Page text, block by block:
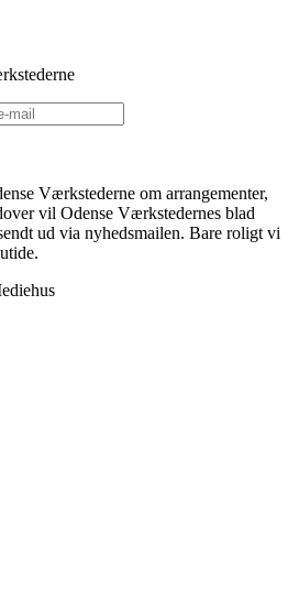
Værkstederne om arrangementer,
vil Odense Værkstedernes blad
ud via nyhedsmailen. Bare roligt vi